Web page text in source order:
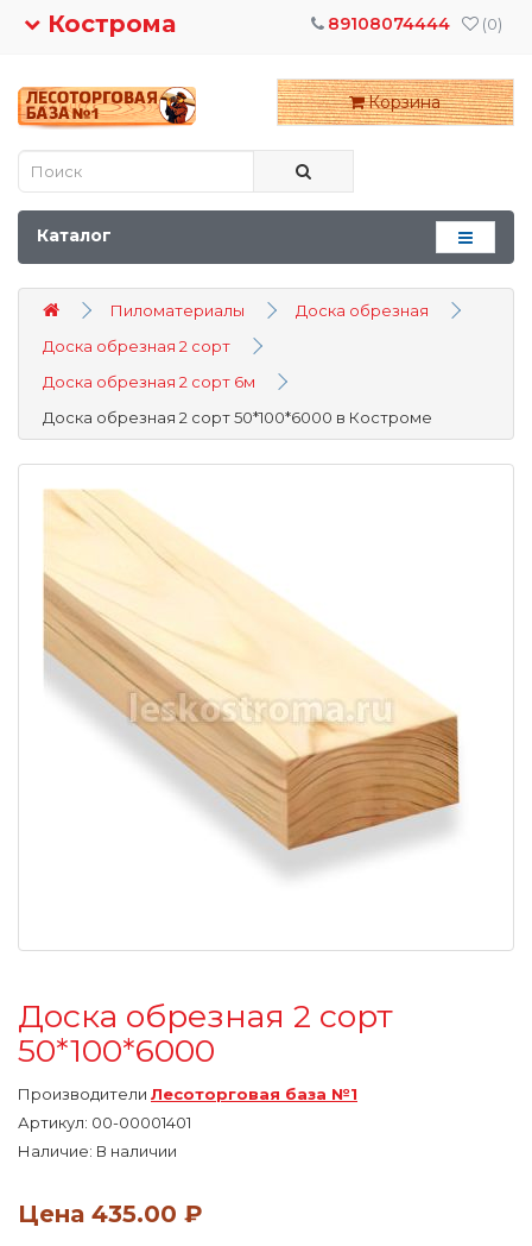
Кострома (0)
89108074444
Корзина
Каталог
Пиломатериалы
Доска обрезная
Доска обрезная 2 сорт
Доска обрезная 2 сорт 6м
Доска обрезная 2 сорт 50*100*6000 в Костроме
Доска обрезная 2 сорт
50*100*6000
Производители Лесоторговая база №1
Артикул: 00-00001401
Наличие: В наличии
Цена 435.00 ₽